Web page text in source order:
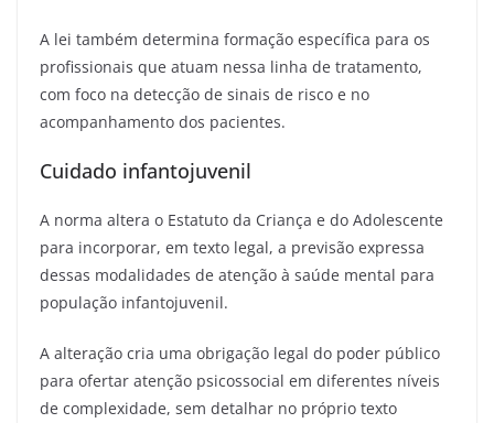
A lei também determina formação específica para os
profissionais que atuam nessa linha de tratamento,
com foco na detecção de sinais de risco e no
acompanhamento dos pacientes.
Cuidado infantojuvenil
A norma altera o Estatuto da Criança e do Adolescente
para incorporar, em texto legal, a previsão expressa
dessas modalidades de atenção à saúde mental para
população infantojuvenil.
A alteração cria uma obrigação legal do poder público
para ofertar atenção psicossocial em diferentes níveis
de complexidade, sem detalhar no próprio texto